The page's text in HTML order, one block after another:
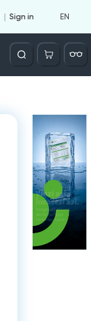
Sign in EN
Căutare